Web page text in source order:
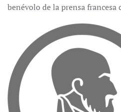
benévolo de la prensa francesa